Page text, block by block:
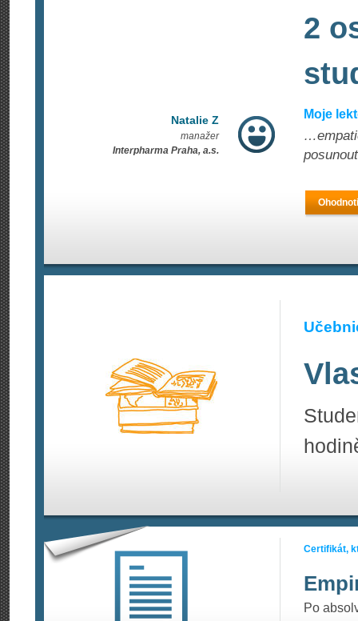
2
Natalie Z
manažer
Interpharma Praha, a.s.
Moje
Certifikát,
Po